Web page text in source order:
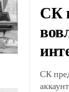
СК
СК